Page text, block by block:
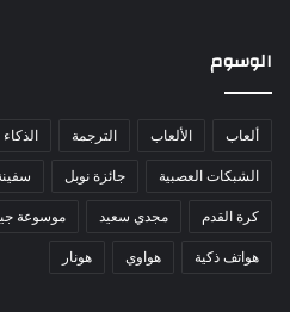
الوسوم
ألعاب الألعاب الترجمة
الشبكات العصبية جائزة نوبل
كرة القدم مجدي سعيد موسوعة
هواتف ذكية هواوي هونار